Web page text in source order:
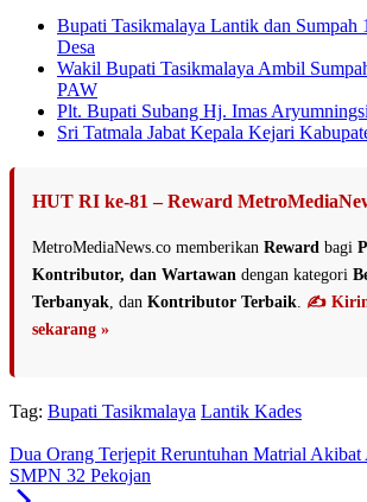
Bupati Tasikmalaya Lantik dan Sumpah
Desa
Wakil Bupati Tasikmalaya Ambil
PAW
Plt. Bupati Subang Hj. Imas
Sri Tatmala Jabat Kepala Kejari
HUT RI ke-81 – Reward
MetroMediaNews.co memberikan Reward bagi
Kontributor, dan Wartawan dengan kategori
Terbanyak , dan Kontributor Terbaik ✍️
sekarang »
Tag: Bupati Tasikmalaya Lantik Kades
Dua Orang Terjepit Reruntuhan Matrial
SMPN 32 Pekojan